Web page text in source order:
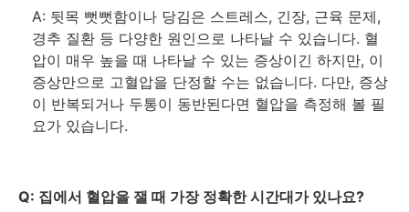
A: 뒷목 뻣뻣함이나 당김은 스트레스, 긴장, 근육 문제,
경추 질환 등 다양한 원인으로 나타날 수 있습니다. 혈
압이 매우 높을 때 나타날 수 있는 증상이긴 하지만, 이
증상만으로 고혈압을 단정할 수는 없습니다. 다만, 증상
이 반복되거나 두통이 동반된다면 혈압을 측정해 볼 필
요가 있습니다.
Q: 집에서 혈압을 잴 때 가장 정확한 시간대가 있나요?